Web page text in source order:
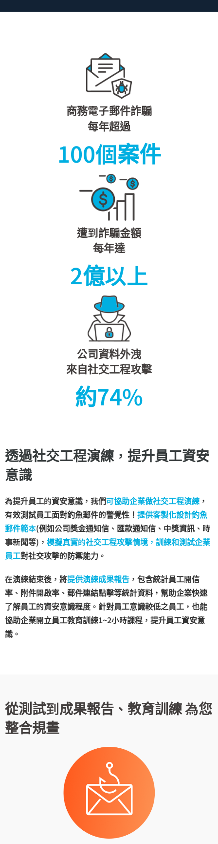
商務電子郵件詐騙​​
每年超過
100個案件
遭到詐騙金額
每年達
2億以上
公司資料外洩
來自社交工程攻擊
約74%
透過社交工程演練，提升員工資安
意識
為提升員工的資安意識，我們可協助企業做社交工程演練 ，
有效測試員工面對釣魚郵件的警覺性！ 提供客製化設計釣魚
郵件範本(例如公司獎金通知信、匯款通知信、中獎資訊、時
事新聞等)， 模擬真實的社交工程攻擊情境，訓練和測試企業
員工對社交攻擊的防禦能力。
在演練結束後，將提供演練成果報告 ，包含統計員工開信
率、附件開啟率、郵件連結點擊等統計資料，幫助企業快速
了解員工的資安意識程度。針對員工意識較低之員工，也能
協助企業開立員工教育訓練1~2小時課程，提升員工資安意
識。
從測試到成果報告、教育訓練 為您
整合規畫